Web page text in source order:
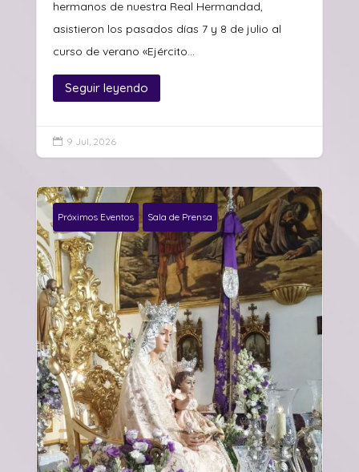
hermanos de nuestra Real Hermandad,
asistieron los pasados días 7 y 8 de julio al
curso de verano «Ejército...
Seguir leyendo
 9 Jul, 2026
Próximos Eventos Sala de Prensa